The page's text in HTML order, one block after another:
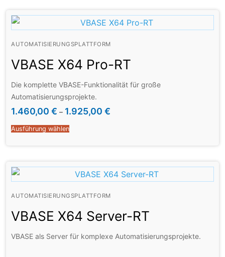
AUTOMATISIERUNGSPLATTFORM
VBASE X64 Pro-RT
Die komplette VBASE-Funktionalität für große
Automatisierungsprojekte.
1.460,00 € – 1.925,00 €
Ausführung wählen
AUTOMATISIERUNGSPLATTFORM
VBASE X64 Server-RT
VBASE als Server für komplexe Automatisierungsprojekte.